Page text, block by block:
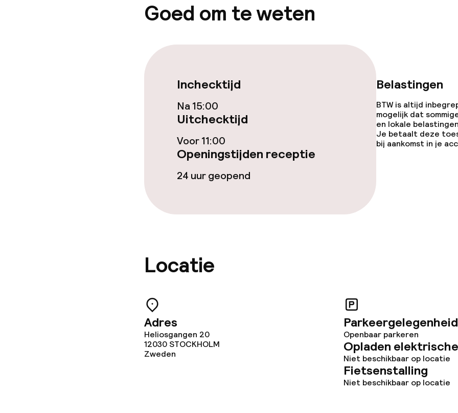
Goed om te weten
Inchecktijd
Na 15:00
Uitchecktijd
Voor 11:00
Openingstijden receptie
24 uur geopend
Belastingen
BTW is altijd
mogelijk dat
en lokale
Je betaalt deze
bij aankomst in je
Locatie
Adres
Heliosgangen 20
12030 STOCKHOLM
Zweden
Parkeergelegenheid
Openbaar parkeren
Opladen
Niet beschikbaar op locatie
Fietsenstalling
Niet beschikbaar op locatie